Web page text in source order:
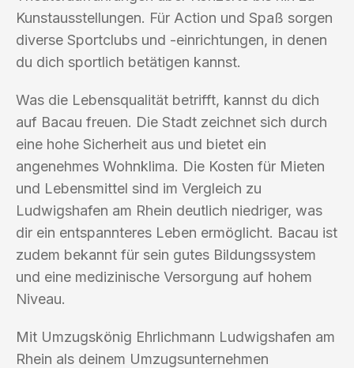
Kunstausstellungen. Für Action und Spaß sorgen
diverse Sportclubs und -einrichtungen, in denen
du dich sportlich betätigen kannst.
Was die Lebensqualität betrifft, kannst du dich
auf Bacau freuen. Die Stadt zeichnet sich durch
eine hohe Sicherheit aus und bietet ein
angenehmes Wohnklima. Die Kosten für Mieten
und Lebensmittel sind im Vergleich zu
Ludwigshafen am Rhein deutlich niedriger, was
dir ein entspannteres Leben ermöglicht. Bacau ist
zudem bekannt für sein gutes Bildungssystem
und eine medizinische Versorgung auf hohem
Niveau.
Mit Umzugskönig Ehrlichmann Ludwigshafen am
Rhein als deinem Umzugsunternehmen